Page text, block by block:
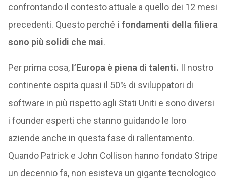
confrontando il contesto attuale a quello dei 12 mesi
precedenti. Questo perché i fondamenti della filiera
sono più solidi che mai.
Per prima cosa,l’Europa è piena di talenti. Il nostro
continente ospita quasi il 50% di sviluppatori di
software in più rispetto agli Stati Uniti e sono diversi
i founder esperti che stanno guidando le loro
aziende anche in questa fase di rallentamento.
Quando Patrick e John Collison hanno fondato Stripe
un decennio fa, non esisteva un gigante tecnologico